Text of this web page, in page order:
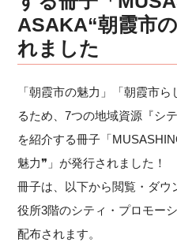
ASAKA“朝霞市
れました
「朝霞市の魅力」「朝霞市
るため、7つの地域資源『シ
を紹介する冊子「
魅力❞」が発行されました！
冊子は、以下から閲覧・ダ
役所3階のシティ・プロモー
配布されます。